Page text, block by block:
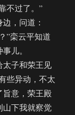
不过了。”
，问道：
栾云平知道
儿。
子和荣王见
些异动，不太
旨意，荣王殿
山下我就察觉